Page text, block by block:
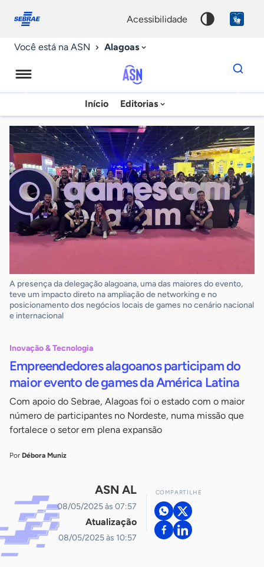
conosco
acessibilidade
Você está na ASN Alagoas
Agência
Sebrae
de
Notícias
Início Editorias
Dados
para
chave
A presença da delegação alagoana, uma das maiores do evento,
teve um impacto direto na ampliação de networking e no
posicionamento dos negócios locais de games no cenário nacional
e internacional
Inovação & Tecnologia
Empreendedores alagoanos participam do
maior evento de games da América Latina
Com apoio do Sebrae, Alagoas foi o estado com o maior
número de participantes no Nordeste, numa missão que
fortalece o setor em plena expansão
Por Débora Muniz
ASN AL
08/05/2025 às 07:57
Atualização
08/05/2025 às 10:57
COMPARTILHE